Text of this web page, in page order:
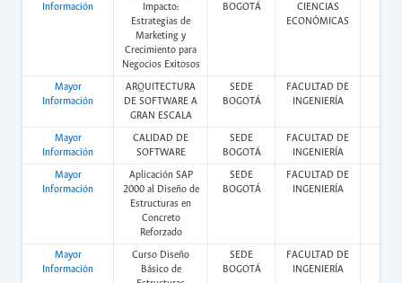
Información
Impacto:
Estrategias de
Marketing y
Crecimiento para
Negocios Exitosos
BOGOTÁ
CIENCIAS
ECONÓMICAS
Mayor
Información
ARQUITECTURA
DE SOFTWARE A
GRAN ESCALA
SEDE
BOGOTÁ
FACULTAD DE
INGENIERÍA
Mayor
Información
CALIDAD DE
SOFTWARE
SEDE
BOGOTÁ
FACULTAD DE
INGENIERÍA
Mayor
Información
Aplicación SAP
2000 al Diseño de
Estructuras en
Concreto
Reforzado
SEDE
BOGOTÁ
FACULTAD DE
INGENIERÍA
Mayor
Información
Curso Diseño
Básico de
SEDE
BOGOTÁ
FACULTAD DE
INGENIERÍA